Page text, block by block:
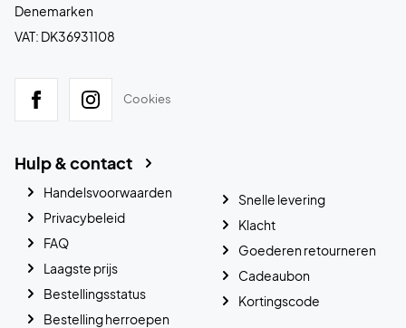
Denemarken
VAT: DK36931108
Cookies
Hulp & contact
Handelsvoorwaarden
Privacybeleid
FAQ
Laagste prijs
Bestellingsstatus
Bestelling herroepen
Snelle levering
Klacht
Goederen retourneren
Cadeaubon
Kortingscode